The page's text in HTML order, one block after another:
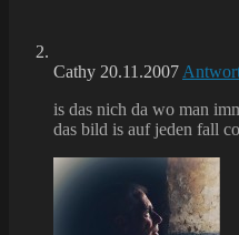
Cathy 20.11.2007
is das nich da wo man
das bild is auf jeden fall